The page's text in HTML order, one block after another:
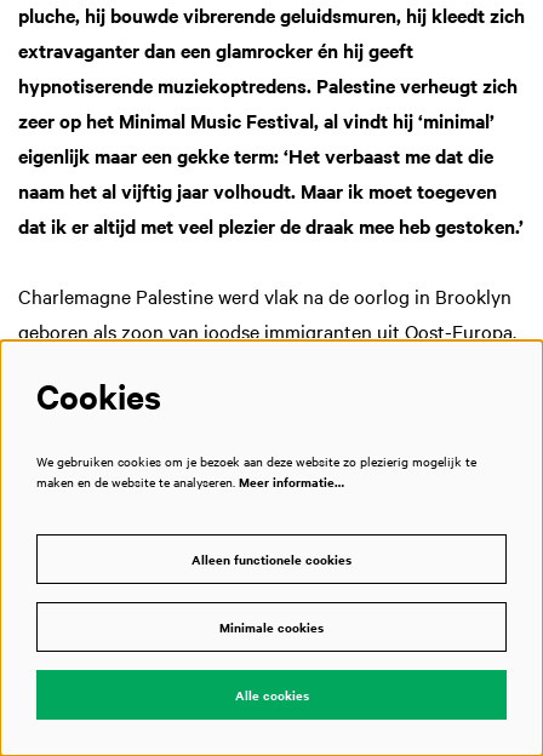
pluche, hij bouwde vibrerende geluidsmuren, hij kleedt zich
extravaganter dan een glamrocker én hij geeft
hypnotiserende muziekoptredens. Palestine verheugt zich
zeer op het Minimal Music Festival, al vindt hij ‘minimal’
eigenlijk maar een gekke term: ‘Het verbaast me dat die
naam het al vijftig jaar volhoudt. Maar ik moet toegeven
dat ik er altijd met veel plezier de draak mee heb gestoken.’
Charlemagne Palestine werd vlak na de oorlog in Brooklyn
geboren als zoon van joodse immigranten uit Oost-Europa.
twee jaar in Rotterdam en daarna in Brussel, samen met zijn
Oostende, met uitzicht op zee: ‘Ik ben opgegroeid aan de
van vaderskant komt uit Odessa, aan de Zwarte Zee. Ik hou
van de zee.’
Subtiele variatie
lachen dat hij gezien wordt als pionier van minimal music:
Cookies
We gebruiken cookies om je bezoek aan deze website zo plezierig mogelijk te
maken en de website te analyseren. Meer informatie…
Alleen functionele cookies
Minimale cookies
Alle cookies